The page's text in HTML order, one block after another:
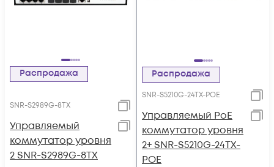
Распродажа
SNR-S2989G-8TX
Управляемый
коммутатор уровня
2 SNR-S2989G-8TX
Распродажа
SNR-S5210G-24TX-POE
Управляемый PoE
коммутатор уровня
2+ SNR-S5210G-24TX-
POE